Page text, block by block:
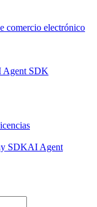
comercio electrónico
Agent SDK
SDKAI Agent